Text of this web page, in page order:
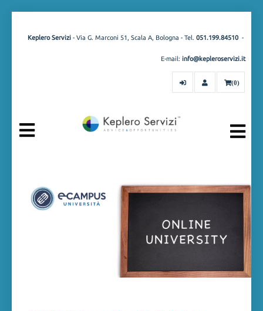
Keplero Servizi - Via G. Marconi 51, Scala A, Bologna - Tel. 051.199.84510 -
E-mail: info@kepleroservizi.it
(0)